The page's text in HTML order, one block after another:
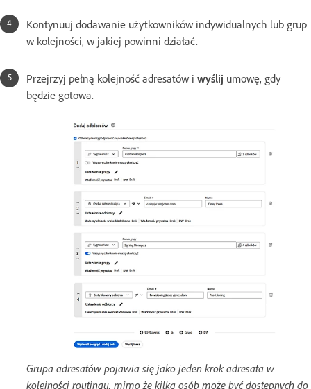
Kontynuuj dodawanie użytkowników indywidualnych lub grup
w kolejności, w jakiej powinni działać.
Przejrzyj pełną kolejność adresatów i wyślij umowę, gdy
będzie gotowa.
Grupa adresatów pojawia się jako jeden krok adresata w
kolejności routingu, mimo że kilka osób może być dostępnych do